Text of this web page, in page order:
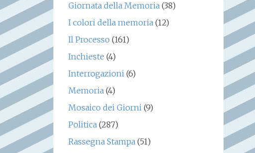
Giornata della Memoria(38)
I colori della memoria(12)
Il Processo (161)
Inchieste (4)
Interrogazioni(6)
Memoria(4)
Mosaico dei Giorni(9)
Politica(287)
Rassegna Stampa(51)